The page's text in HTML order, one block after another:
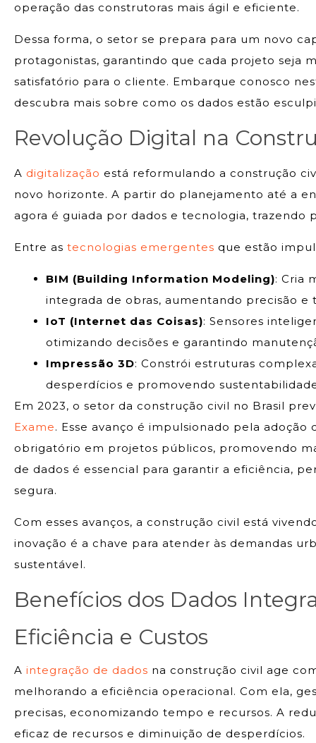
operação das construtoras mais ágil e eficiente.
Dessa forma, o setor se prepara para um novo
protagonistas, garantindo que cada projeto seja
satisfatório para o cliente. Embarque conosco
descubra mais sobre como os dados estão
Revolução Digital na
A digitalização está reformulando a construção
novo horizonte. A partir do planejamento até a
agora é guiada por dados e tecnologia, trazendo
Entre as tecnologias emergentes que estão
BIM (Building Information Modeling): Cria
integrada de obras, aumentando precisão e
IoT (Internet das Coisas): Sensores
otimizando decisões e garantindo
Impressão 3D: Constrói estruturas
desperdícios e promovendo
Em 2023, o setor da construção civil no Brasil
Exame. Esse avanço é impulsionado pela
obrigatório em projetos públicos, promovendo
de dados é essencial para garantir a eficiência,
segura.
Com esses avanços, a construção civil está
inovação é a chave para atender às demandas
sustentável.
Benefícios dos Dados
Eficiência e Custos
A integração de dados na construção civil age
melhorando a eficiência operacional. Com ela,
precisas, economizando tempo e recursos. A
eficaz de recursos e diminuição de desperdícios.